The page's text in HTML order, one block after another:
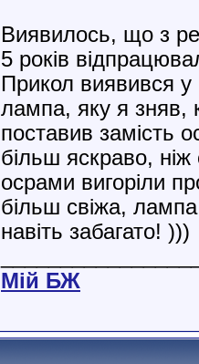
Виявилось, що з
5 років
Прикол виявився
лампа, яку я зняв,
поставив замість
більш яскраво,
осрами вигоріли
більш свіжа,
навіть забагато! )))
Мiй БЖ